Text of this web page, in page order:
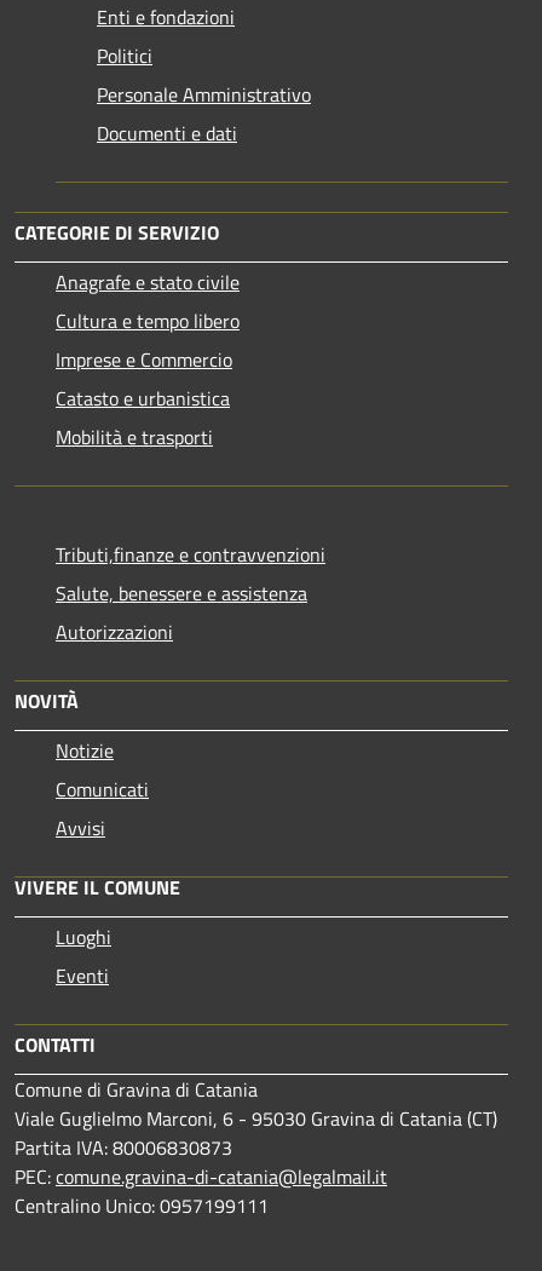
Enti e fondazioni
Politici
Personale Amministrativo
Documenti e dati
CATEGORIE DI SERVIZIO
Anagrafe e stato civile
Cultura e tempo libero
Imprese e Commercio
Catasto e urbanistica
Mobilità e trasporti
Tributi,finanze e contravvenzioni
Salute, benessere e assistenza
Autorizzazioni
NOVITÀ
Notizie
Comunicati
Avvisi
VIVERE IL COMUNE
Luoghi
Eventi
CONTATTI
Comune di Gravina di Catania
Viale Guglielmo Marconi, 6 - 95030 Gravina di Catania (CT)
Partita IVA: 80006830873
PEC:comune.gravina-di-catania@legalmail.it
Centralino Unico: 0957199111